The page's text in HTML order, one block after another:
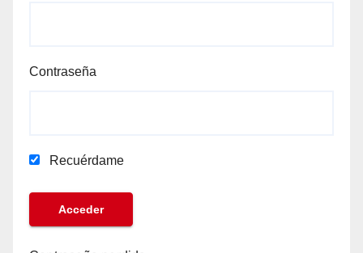
Contraseña
Recuérdame